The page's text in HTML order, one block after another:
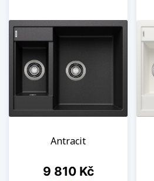
Antracit
Cena
9 810 Kč